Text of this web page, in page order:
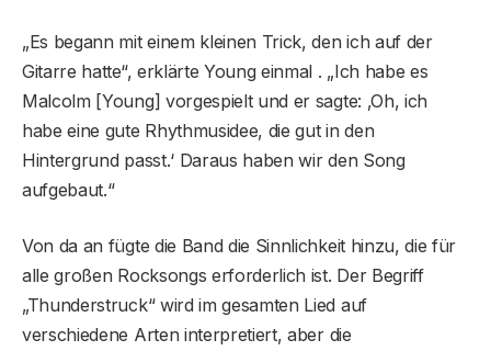
„Es begann mit einem kleinen Trick, den ich auf der
Gitarre hatte“, erklärte Young einmal . „Ich habe es
Malcolm [Young] vorgespielt und er sagte: ‚Oh, ich
habe eine gute Rhythmusidee, die gut in den
Hintergrund passt.‘ Daraus haben wir den Song
aufgebaut.“
Von da an fügte die Band die Sinnlichkeit hinzu, die für
alle großen Rocksongs erforderlich ist. Der Begriff
„Thunderstruck“ wird im gesamten Lied auf
verschiedene Arten interpretiert, aber die